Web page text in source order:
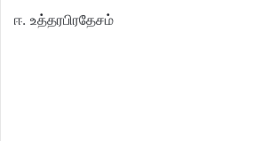
ஈ. உத்தரபிரதேசம்